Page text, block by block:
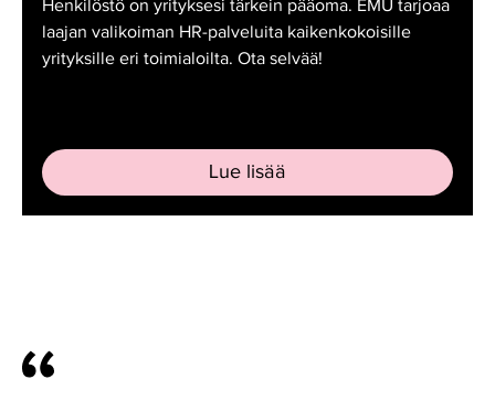
Henkilöstö on yrityksesi tärkein pääoma. EMU tarjoaa
laajan valikoiman HR-palveluita kaikenkokoisille
yrityksille eri toimialoilta. Ota selvää!
Lue lisää